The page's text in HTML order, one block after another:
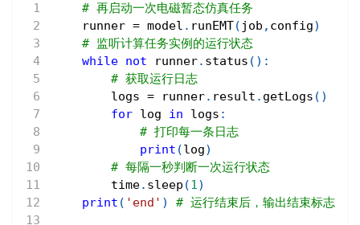
# 再启动一次电磁暂态仿真任务
    runner
= model . runEMT( job , config)
# 监听计算任务实例的运行状态
while not runner. status ( ) :
# 获取运行日志
        logs
= runner. result . getLogs ( )
for log in logs :
# 打印每一条日志
print (log)
# 每隔一秒判断一次运行状态
        time
. sleep (1)
print ( 'end' ) # 运行结束后，输出结束标志